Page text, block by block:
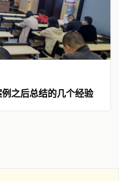
之后总结的几个经验